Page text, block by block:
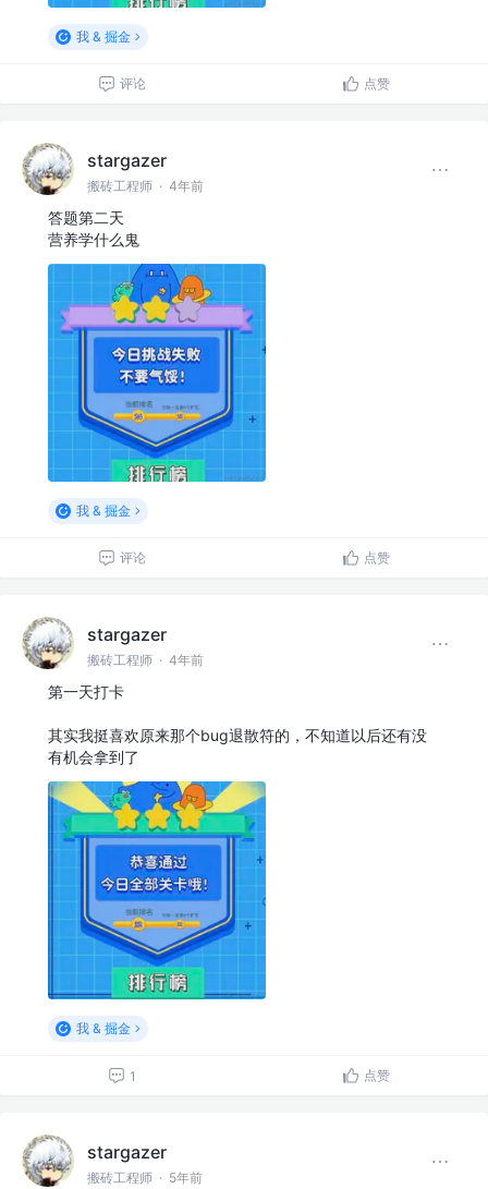
我 & 掘金
评论 点赞
stargazer
搬砖工程师 · 4年前
答题第二天
营养学什么鬼
我 & 掘金
评论 点赞
stargazer
搬砖工程师 · 4年前
第一天打卡
其实我挺喜欢原来那个bug退散符的，不知道以后还有没
有机会拿到了
我 & 掘金
1 点赞
stargazer
搬砖工程师 · 5年前